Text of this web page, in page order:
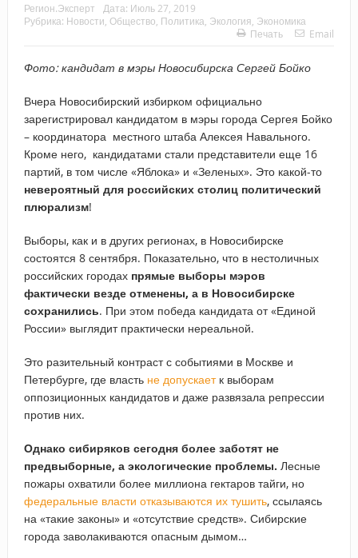
Регион.Эксперт Дата: Июль 27, 2019
Рубрика: Новости Общество Политика Экология Экономика
Печать
Email
Фото: кандидат в мэры Новосибирска Сергей Бойко
Вчера Новосибирский избирком официально
зарегистрировал кандидатом в мэры города Сергея Бойко
– координатора местного штаба Алексея Навального.
Кроме него, кандидатами стали представители еще 16
партий, в том числе «Яблока» и «Зеленых». Это какой-то
невероятный для российских столиц политический
плюрализм!
Выборы, как и в других регионах, в Новосибирске
состоятся 8 сентября. Показательно, что в нестоличных
российских городах прямые выборы мэров
фактически везде отменены, а в Новосибирске
сохранились. При этом победа кандидата от «Единой
России» выглядит практически нереальной.
Это разительный контраст с событиями в Москве и
Петербурге, где власть не допускаетк выборам
оппозиционных кандидатов и даже развязала репрессии
против них.
Однако сибиряков сегодня более заботят не
предвыборные, а экологические проблемы. Лесные
пожары охватили более миллиона гектаров тайги, но
федеральные власти отказываются их тушить, ссылаясь
на «такие законы» и «отсутствие средств». Сибирские
города заволакиваются опасным дымом…